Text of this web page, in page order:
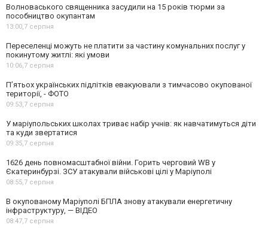
Волноваського священника засудили на 15 років тюрми за
пособництво окупантам
13:00,7 серпня
Переселенці можуть не платити за частину комунальних послуг у
покинутому житлі: які умови
10:06,7 серпня
П’ятьох українських підлітків евакуювали з тимчасово окупованої
території, - ФОТО
09:53,7 серпня
У маріупольських школах триває набір учнів: як навчатимуться діти
та куди звертатися
09:35,7 серпня
1626 день повномасштабної війни. Горить черговий WB у
Єкатеринбурзі. ЗСУ атакували військові цілі у Маріуполі
08:55,7 серпня
В окупованому Маріуполі БПЛА знову атакували енергетичну
інфраструктуру, — ВІДЕО
08:47,7 серпня